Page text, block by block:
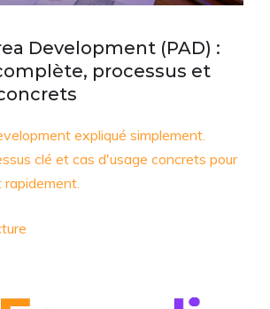
Development (PAD) :
processus et
expliqué simplement.
clé et cas d'usage concrets pour
rapidement.